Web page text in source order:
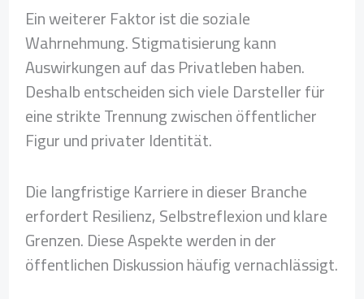
Ein weiterer Faktor ist die soziale
Wahrnehmung. Stigmatisierung kann
Auswirkungen auf das Privatleben haben.
Deshalb entscheiden sich viele Darsteller für
eine strikte Trennung zwischen öffentlicher
Figur und privater Identität.
Die langfristige Karriere in dieser Branche
erfordert Resilienz, Selbstreflexion und klare
Grenzen. Diese Aspekte werden in der
öffentlichen Diskussion häufig vernachlässigt.